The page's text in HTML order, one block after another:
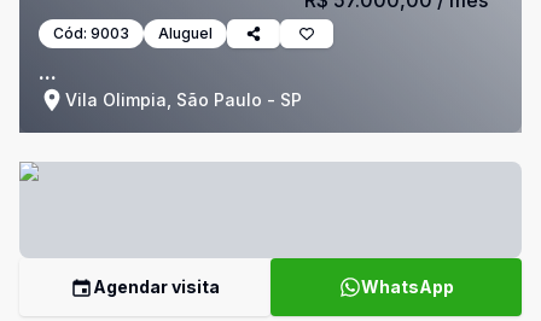
Cód: 9003 Aluguel
...
Vila Olimpia, São Paulo - SP
Agendar visita WhatsApp